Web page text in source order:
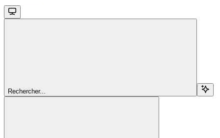
Rechercher...